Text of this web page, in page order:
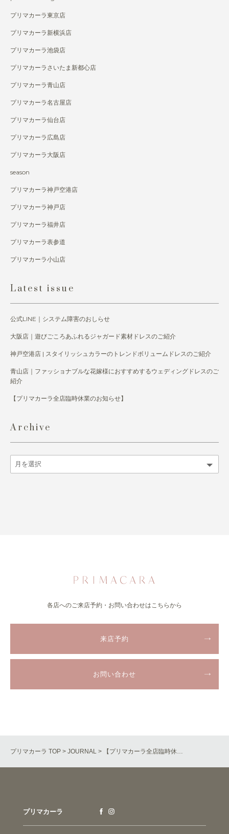
プリマカーラ東京店
プリマカーラ新横浜店
プリマカーラ池袋店
プリマカーラさいたま新都心店
プリマカーラ青山店
プリマカーラ名古屋店
プリマカーラ仙台店
プリマカーラ広島店
プリマカーラ大阪店
season
プリマカーラ神戸空港店
プリマカーラ神戸店
プリマカーラ福井店
プリマカーラ表参道
プリマカーラ小山店
Latest issue
公式LINE｜システム障害のおしらせ
大阪店｜遊びごころあふれるジャガード素材ドレスのご紹介
神戸空港店 | スタイリッシュカラーのトレンドボリュームドレスのご紹介
青山店｜ファッショナブルな花嫁様におすすめするウェディングドレスのご
紹介
【プリマカーラ全店臨時休業のお知らせ】
Archive
各店へのご来店予約・お問い合わせはこちらから
来店予約
お問い合わせ
プリマカーラ TOP > JOURNAL > 【プリマカーラ全店臨時休…
プリマカーラ